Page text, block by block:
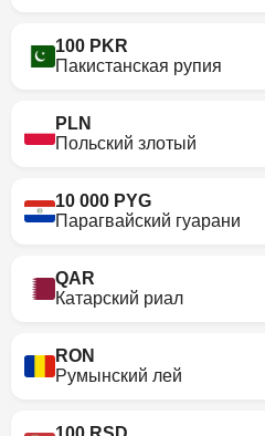
100 PKR
Пакистанская рупия
PLN
Польский злотый
10 000 PYG
Парагвайский гуарани
QAR
Катарский риал
RON
Румынский лей